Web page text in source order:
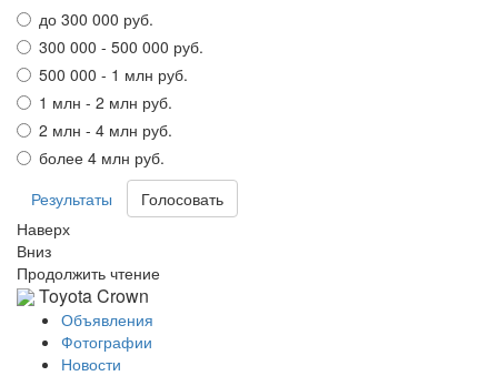
до 300 000 руб.
300 000 - 500 000 руб.
500 000 - 1 млн руб.
1 млн - 2 млн руб.
2 млн - 4 млн руб.
более 4 млн руб.
Результаты
Наверх
Вниз
Продолжить чтение
Toyota Crown
Объявления
Фотографии
Новости